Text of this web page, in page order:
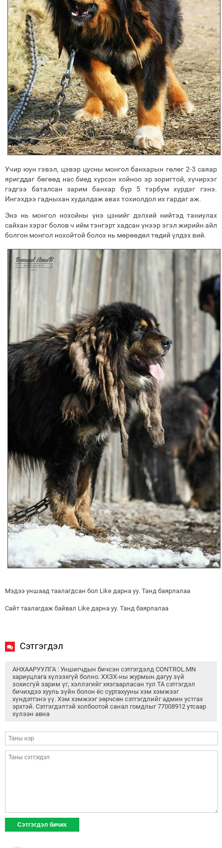
Учир юун гэвэл, цэвэр цусны монгол банхарын гөлөг 2-3 саяар
яригддаг бөгөөд нас биед хүрсэн хойноо эр зоригтой, хүчирхэг
гэдгээ баталсан зарим банхар бүр 5 тэрбум хүрдэг гэнэ.
Ингэхдээ гадныхан худалдаж авах тохиолдол их гардаг аж.
Энэ нь монгол нохойны үнэ цэнийг дэлхий нийтэд таниулах
сайхан хэрэг болов ч ийм тэнгэрт хадсан үнээр эгэл жирийн айл
болгон монгол нохойтой болох нь мөрөөдөл төдий үлдэх вий.
Мэдээ уншаад таалагдсан бол Like дарна уу. Танд баярлалаа
Сайт таалагдаж байвал Like дарна уу. Танд баярлалаа
Сэтгэгдэл
АНХААРУУЛГА : Уншигчдын бичсэн сэтгэгдэлд CONTROL.MN
хариуцлага хүлээхгүй болно. ХХЗХ-ны журмын дагуу зүй
зохисгүй зарим үг, хэллэгийг хязгаарласан тул ТА сэтгэгдэл
бичихдээ хууль зүйн болон ёс суртахууны хэм хэмжээг
хүндэтгэнэ үү. Хэм хэмжээг зөрчсөн сэтгэгдлийг админ устгах
эрхтэй. Сэтгэгдэлтэй холбоотой санал гомдлыг 77008912 утсаар
хүлээн авна